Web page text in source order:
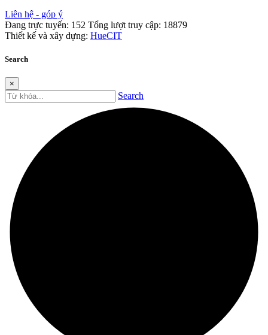
Liên hệ - góp ý
Đang trực tuyến: 152 Tổng lượt truy cập: 18879
Thiết kế và xây dựng: HueCIT
Search
×
Search